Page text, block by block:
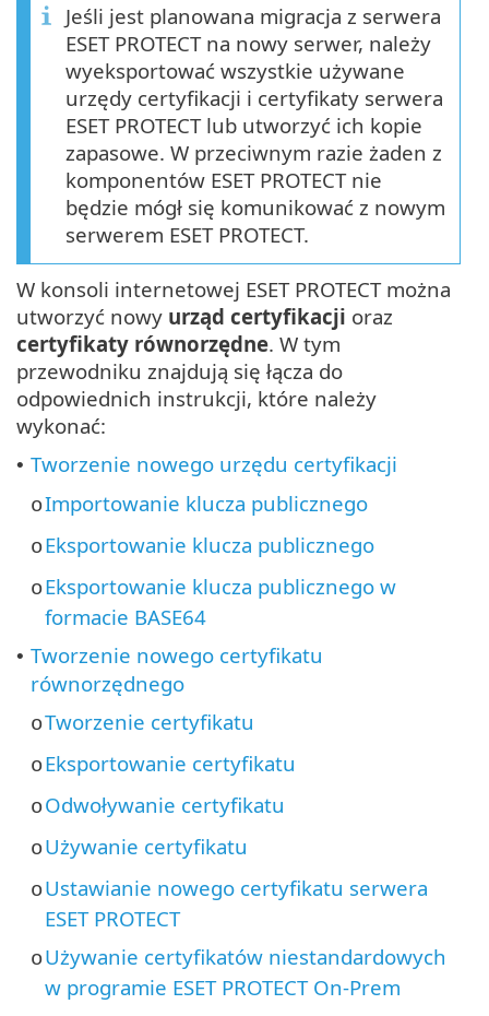
Jeśli jest planowana migracja z serwera
ESET PROTECT na nowy serwer, należy
wyeksportować wszystkie używane
urzędy certyfikacji i certyfikaty serwera
ESET PROTECT lub utworzyć ich kopie
zapasowe. W przeciwnym razie żaden z
komponentów ESET PROTECT nie
będzie mógł się komunikować z nowym
serwerem ESET PROTECT.
W konsoli internetowej ESET PROTECT można
utworzyć nowy urząd certyfikacji oraz
certyfikaty równorzędne. W tym
przewodniku znajdują się łącza do
odpowiednich instrukcji, które należy
wykonać:
• Tworzenie nowego urzędu certyfikacji
oImportowanie klucza publicznego
oEksportowanie klucza publicznego
oEksportowanie klucza publicznego w
formacie BASE64
• Tworzenie nowego certyfikatu
równorzędnego
oTworzenie certyfikatu
oEksportowanie certyfikatu
oOdwoływanie certyfikatu
oUżywanie certyfikatu
oUstawianie nowego certyfikatu serwera
ESET PROTECT
oUżywanie certyfikatów niestandardowych
w programie ESET PROTECT On-Prem